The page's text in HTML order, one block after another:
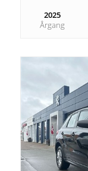
2025
Årgang